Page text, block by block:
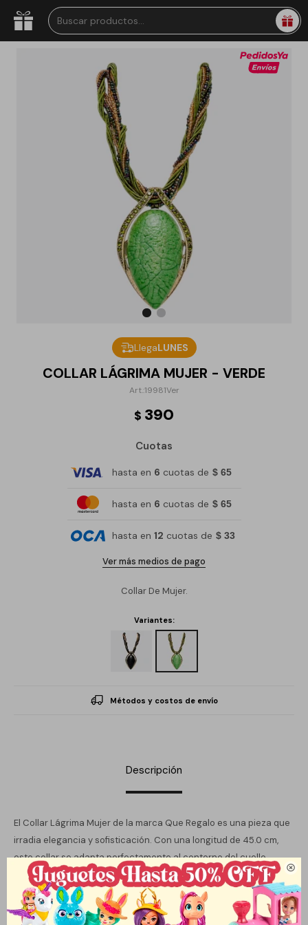

LlegaLUNES
COLLAR LÁGRIMA MUJER - VERDE
19981Ver
$ 390
Cuotas
hasta en 6 cuotas de $ 65
hasta en 6 cuotas de $ 65
hasta en 12 cuotas de $ 33
Ver más medios de pago
Collar De Mujer.
Variantes:
Métodos y costos de envío
Descripción
El Collar Lágrima Mujer de la marca Que Regalo es una pieza que
irradia elegancia y sofisticación. Con una longitud de 45.0 cm,
este collar se adapta perfectamente al contorno del cuello,
creando un efecto encantador en cualquier ocasión. Su diseño
en forma de lágrima y la variedad de colores lo convierten en un
accesorio versátil que complementa desde un atuendo casual